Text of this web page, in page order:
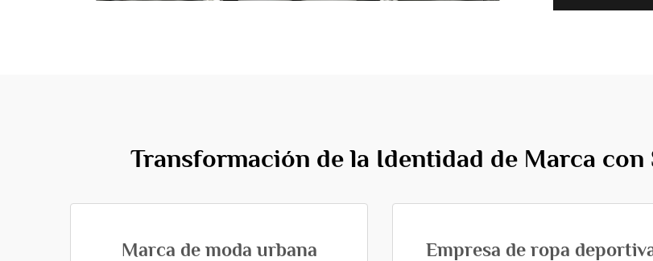
Transformación de la Identidad de Marca con
Marca de moda urbana Empresa de ropa